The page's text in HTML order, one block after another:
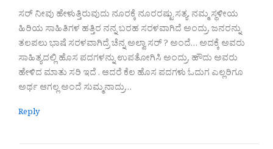
ಸರ್ ನೀವು ಹೇಳುತ್ತಿರುವುದು ನೂರಕ್ಕೆ ನೂರರಷ್ಟು ಸತ್ಯ. ನಮ್ಮ ಸ್ಥಳೀಯ
ಹಿರಿಯ ಸಾಹಿತಿಗಳ ಹತ್ತಿರ ನನ್ನ ಬರಹ ಸರಳವಾಗಿದೆ ಅಂದ್ರು. ಜನರನ್ನು
ತಲಪಲು ಭಾಷೆ ಸರಳವಾಗಿದ್ರೆ ಚೆನ್ನ ಅಲ್ವಾ ಸರ್ ? ಅಂದೆ… ಅದಕ್ಕೆ ಅವರು
ಸಾಹಿತ್ಯದಲ್ಲಿ ಹೊಸ ಪದಗಳನ್ನು ಉಪತೋಗಿಸಿ ಅಂದ್ರು. ಹೌದು ಅವರು
ಹೇಳಿದ ಮಾತು ಸರಿ ಇದೆ . ಆದರೆ ಕೆಲ ಹೊಸ ಪದಗಳು ಓದುಗ ಎಲ್ಲರಿಗೂ
ಅರ್ಥ ಆಗಲ್ಲ ಅಂದೆ ಸುಮ್ಮನಾದ್ರು…
Reply